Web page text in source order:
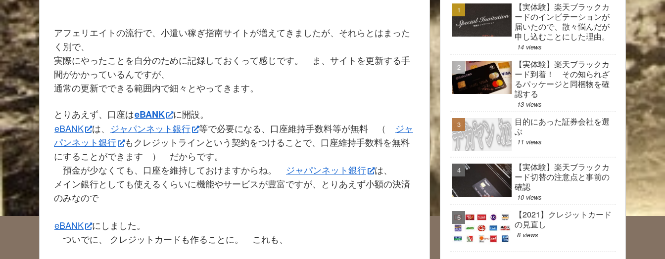
アフェリエイトの流行で、小遣い稼ぎ指南サイトが増えてきましたが、それらとはまった
く別で、
実際にやったことを自分のために記録しておくって感じです。 ま、サイトを更新する手
間がかかっているんですが、
通常の更新でできる範囲内で細々とやってきます。
とりあえず、口座はeBANK
に開設。
eBANK
は、 ジャパンネット銀行 等で必要になる、口座維持手数料等が無料 （
ジャ
パンネット銀行
もクレジットラインという契約をつけることで、口座維持手数料を無料
にすることができます ） だからです。
預金が少なくても、口座を維持しておけますからね。
ジャパンネット銀行
は、
メイン銀行としても使えるくらいに機能やサービスが豊富ですが、とりあえず小額の決済
のみなので
eBANK
にしました。
ついでに、 クレジットカードも作ることに。 これも、
【実体験】楽天ブラックカ
ードのインビテーションが
届いたので、散々悩んだが
申し込むことにした理由。
14 views
【実体験】楽天ブラックカ
ード到着！ その知られざ
るパッケージと同梱物を確
認する
13 views
目的にあった証券会社を選
ぶ
11 views
【実体験】楽天ブラックカ
ード切替の注意点と事前の
確認
10 views
【2021】クレジットカード
の見直し
8 views